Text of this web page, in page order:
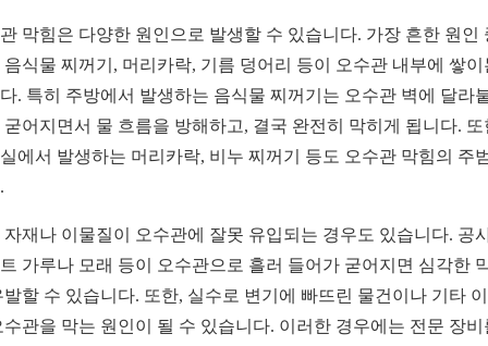
막힘은 다양한 원인으로 발생할 수 있습니다. 가장 흔한 원인
음식물 찌꺼기, 머리카락, 기름 덩어리 등이 오수관 내부에 쌓이
. 특히 주방에서 발생하는 음식물 찌꺼기는 오수관 벽에 달라
굳어지면서 물 흐름을 방해하고, 결국 완전히 막히게 됩니다. 또
에서 발생하는 머리카락, 비누 찌꺼기 등도 오수관 막힘의 주
자재나 이물질이 오수관에 잘못 유입되는 경우도 있습니다. 공
가루나 모래 등이 오수관으로 흘러 들어가 굳어지면 심각한
발할 수 있습니다. 또한, 실수로 변기에 빠뜨린 물건이나 기타
수관을 막는 원인이 될 수 있습니다. 이러한 경우에는 전문 장비